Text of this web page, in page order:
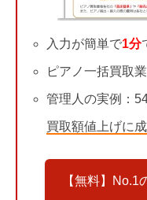
入力が簡単で1分
ピアノ一括買取
管理人の実例：
買取額値上げに
【無料】No.1